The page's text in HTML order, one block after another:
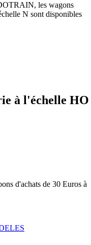
les wagons
N sont disponibles
à l'échelle HO
d'achats de 30 Euros à